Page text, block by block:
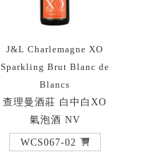
J&L Charlemagne XO
Sparkling Brut Blanc de
Blancs
查理曼酒莊 白中白XO
氣泡酒 NV
WCS067-02